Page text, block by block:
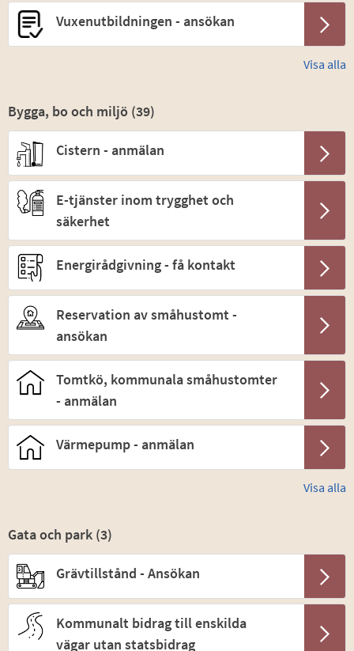
Vuxenutbildningen - ansökan
Visa alla
Bygga, bo och miljö (39)
Cistern - anmälan
E-tjänster inom trygghet och
säkerhet
Energirådgivning - få kontakt
Reservation av småhustomt -
ansökan
Tomtkö, kommunala småhustomter
- anmälan
Värmepump - anmälan
Visa alla
Gata och park (3)
Grävtillstånd - Ansökan
Kommunalt bidrag till enskilda
vägar utan statsbidrag